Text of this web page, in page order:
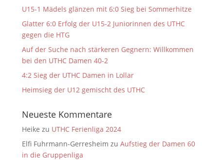
U15-1 Mädels glänzen mit 6:0 Sieg bei Sommerhitze
Glatter 6:0 Erfolg der U15-2 Juniorinnen des UTHC
gegen die HTG
Auf der Suche nach stärkeren Gegnern: Willkommen
bei den UTHC Damen 40-2
4:2 Sieg der UTHC Damen in Lollar
Heimsieg der U12 gemischt des UTHC
Neueste Kommentare
Heike zu UTHC Ferienliga 2024
Elfi Fuhrmann-Gerresheim zu Aufstieg der Damen 60
in die Gruppenliga